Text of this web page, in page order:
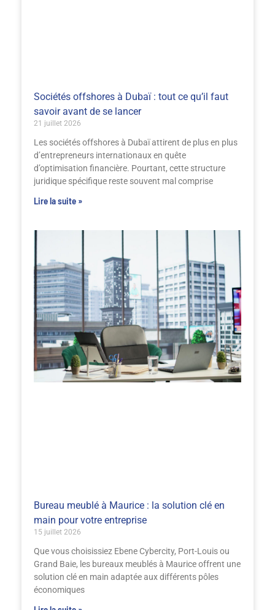
Sociétés offshores à Dubaï : tout ce qu’il faut
savoir avant de se lancer
21 juillet 2026
Les sociétés offshores à Dubaï attirent de plus en plus
d’entrepreneurs internationaux en quête
d’optimisation financière. Pourtant, cette structure
juridique spécifique reste souvent mal comprise
Lire la suite »
Bureau meublé à Maurice : la solution clé en
main pour votre entreprise
15 juillet 2026
Que vous choisissiez Ebene Cybercity, Port-Louis ou
Grand Baie, les bureaux meublés à Maurice offrent une
solution clé en main adaptée aux différents pôles
économiques